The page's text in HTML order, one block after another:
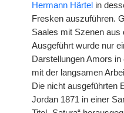
Hermann Härtel in
Fresken auszuführen.
Saales mit Szenen aus
Ausgeführt wurde nur
Darstellungen Amors
mit der langsamen
Die nicht ausgeführten
Jordan 1871 in einer